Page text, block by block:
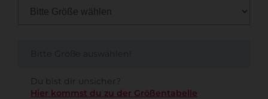
Bitte Größe auswählen!
Du bist dir unsicher?
Hier kommst du zu der Größentabelle